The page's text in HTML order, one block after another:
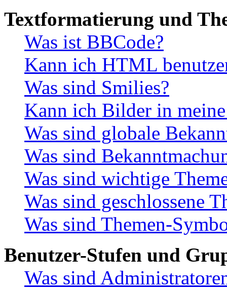
Textformatierung und
Was ist BBCode?
Kann ich HTML
Was sind Smilies?
Kann ich Bilder in
Was sind globale
Was sind
Was sind wichtige
Was sind geschlossene
Was sind Themen-
Benutzer-Stufen und
Was sind